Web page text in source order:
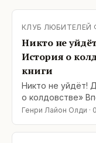
КЛУБ ЛЮБИТЕЛЕЙ
Никто не
История о
книги
Никто не уйдёт!
о колдовстве»
спасётся, никто
лучшую смерть.
Генри Лайон Олди ·